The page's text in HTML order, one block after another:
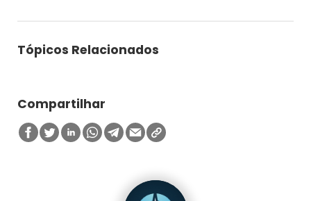
Tópicos Relacionados
Compartilhar